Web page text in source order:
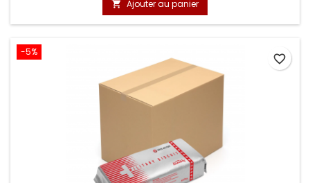
 Ajouter au panier
-5%
favorite_border